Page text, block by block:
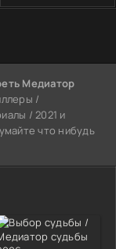
Медиатор
/
/ 2021 и
что нибудь